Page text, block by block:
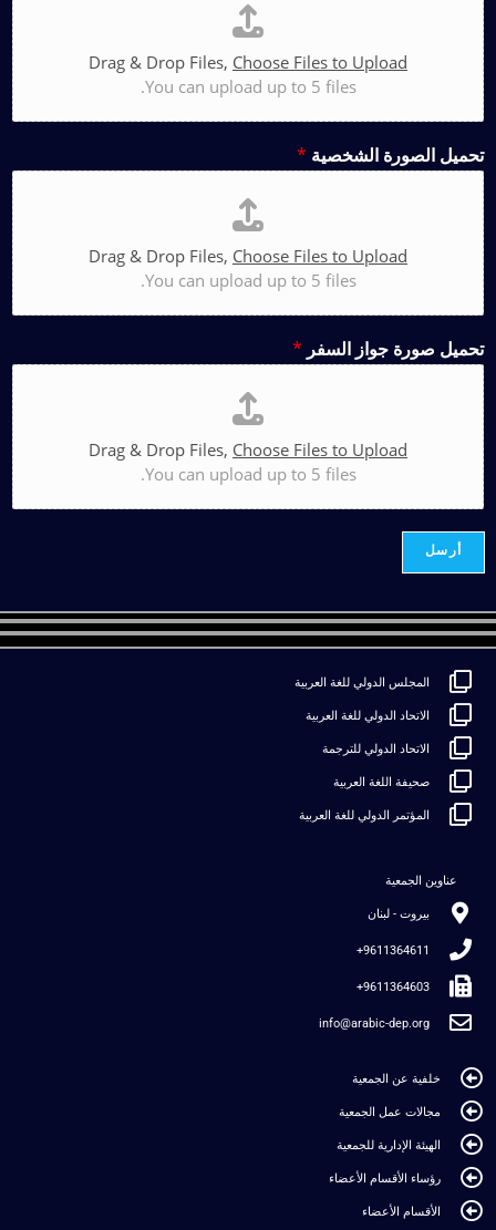
Drag & Drop Files, Choose Files to Upload
You can upload up to 5 files.
تحميل الصورة الشخصية *
Drag & Drop Files, Choose Files to Upload
You can upload up to 5 files.
تحميل صورة جواز السفر *
Drag & Drop Files, Choose Files to Upload
You can upload up to 5 files.
أرسل
المجلس الدولي للغة العربية
الاتحاد الدولي للغة العربية
الاتحاد الدولي للترجمة
صحيفة اللغة العربية
المؤتمر الدولي للغة العربية
عناوين الجمعية
بيروت - لبنان
9611364611+
9611364603+
info@arabic-dep.org
خلفية عن الجمعية
مجالات عمل الجمعية
الهيئة الإدارية للجمعية
رؤساء الأقسام الأعضاء
الأقسام الأعضاء